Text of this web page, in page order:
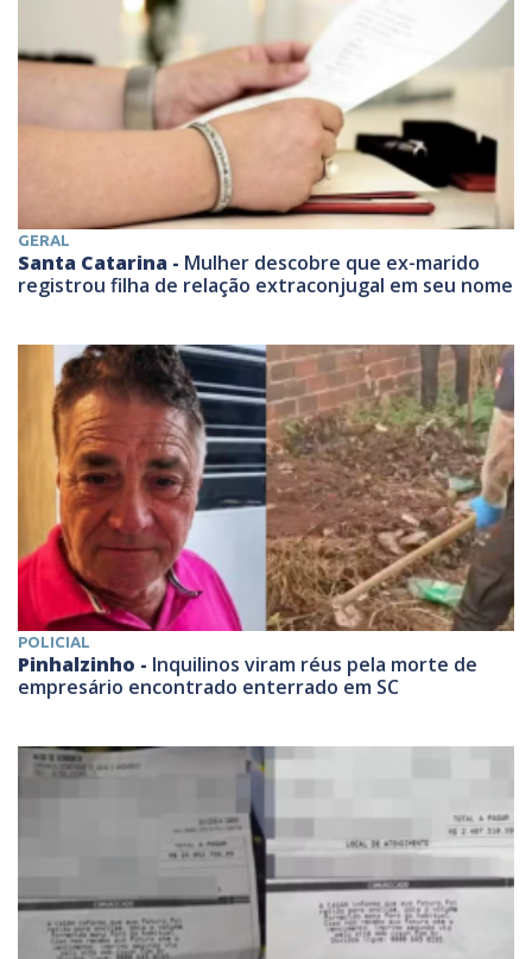
GERAL
Santa Catarina - Mulher descobre que ex-marido
registrou filha de relação extraconjugal em seu nome
POLICIAL
Pinhalzinho - Inquilinos viram réus pela morte de
empresário encontrado enterrado em SC